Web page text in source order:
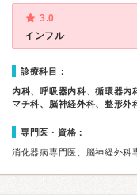
3.0
インフル
診療科目：
内科、呼吸器内科、循環器内
マチ科、脳神経外科、整形外
専門医・資格：
消化器病専門医、脳神経外科